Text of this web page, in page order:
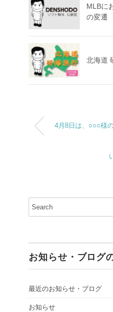
MLBに
の変遷
北海道
4月8日は、○○○様
お知らせ・ブログ
最近のお知らせ・ブログ
お知らせ